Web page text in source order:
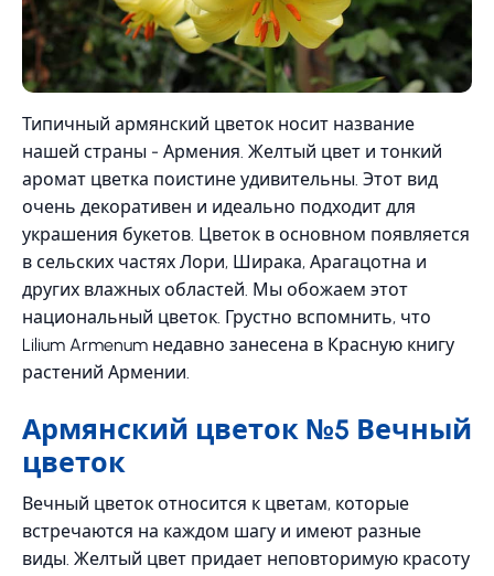
Типичный армянский цветок носит название
нашей страны - Армения. Желтый цвет и тонкий
аромат цветка поистине удивительны. Этот вид
очень декоративен и идеально подходит для
украшения букетов. Цветок в основном появляется
в сельских частях Лори, Ширака, Арагацотна и
других влажных областей. Мы обожаем этот
национальный цветок. Грустно вспомнить, что
Lilium Armenum недавно занесена в Красную книгу
растений Армении.
Армянский цветок №5 Вечный
цветок
Вечный цветок относится к цветам, которые
встречаются на каждом шагу и имеют разные
виды. Желтый цвет придает неповторимую красоту